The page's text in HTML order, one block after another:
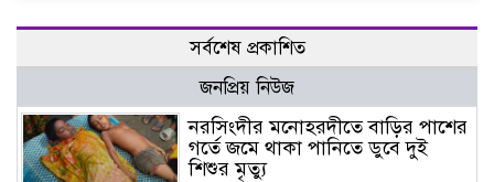
সর্বশেষ প্রকাশিত
জনপ্রিয় নিউজ
নরসিংদীর মনোহরদীতে বাড়ির পাশের
গর্তে জমে থাকা পানিতে ডুবে দুই
শিশুর মৃত্যু